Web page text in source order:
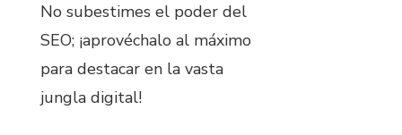
No subestimes el poder del
SEO; ¡aprovéchalo al máximo
para destacar en la vasta
jungla digital!